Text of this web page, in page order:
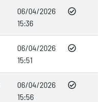
06/04/2026
15:36
06/04/2026
15:51
06/04/2026
15:56